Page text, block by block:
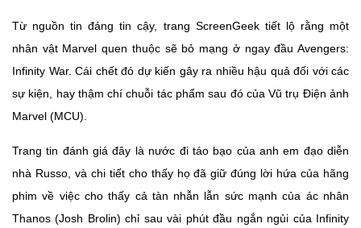
Từ nguồn tin đáng tin cậy, trang ScreenGeek tiết lộ rằng một
nhân vật Marvel quen thuộc sẽ bỏ mạng ở ngay đầu Avengers:
Infinity War. Cái chết đó dự kiến gây ra nhiều hậu quả đối với các
sự kiện, hay thậm chí chuỗi tác phẩm sau đó của Vũ trụ Điện ảnh
Marvel (MCU).
Trang tin đánh giá đây là nước đi táo bạo của anh em đạo diễn
nhà Russo, và chi tiết cho thấy họ đã giữ đúng lời hứa của hãng
phim về việc cho thấy cả tàn nhẫn lẫn sức mạnh của ác nhân
Thanos (Josh Brolin) chỉ sau vài phút đầu ngắn ngủi của Infinity